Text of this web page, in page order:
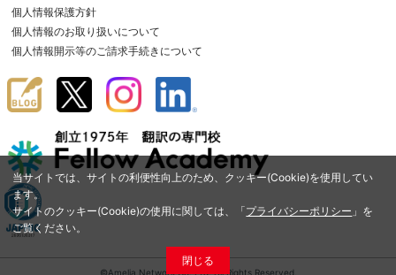
当サイトでは、サイトの利便性向上のため、クッキー(Cookie)を使用してい
ます。
サイトのクッキー(Cookie)の使用に関しては、「プライバシーポリシー 」を
ご覧ください。
閉じる
個人情報保護方針
個人情報のお取り扱いについて
個人情報開示等のご請求手続きについて
©Amelia Network Co.,Ltd. All Rights Reserved.